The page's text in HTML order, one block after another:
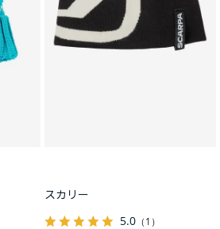
スカリー
5.0（1）